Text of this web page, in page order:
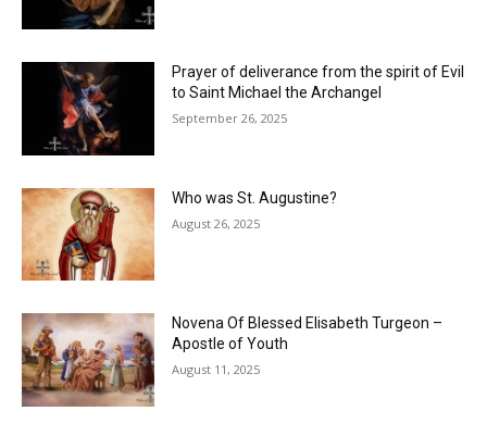
Prayer of deliverance from the spirit of Evil
to Saint Michael the Archangel
September 26, 2025
Who was St. Augustine?
August 26, 2025
Novena Of Blessed Elisabeth Turgeon –
Apostle of Youth
August 11, 2025